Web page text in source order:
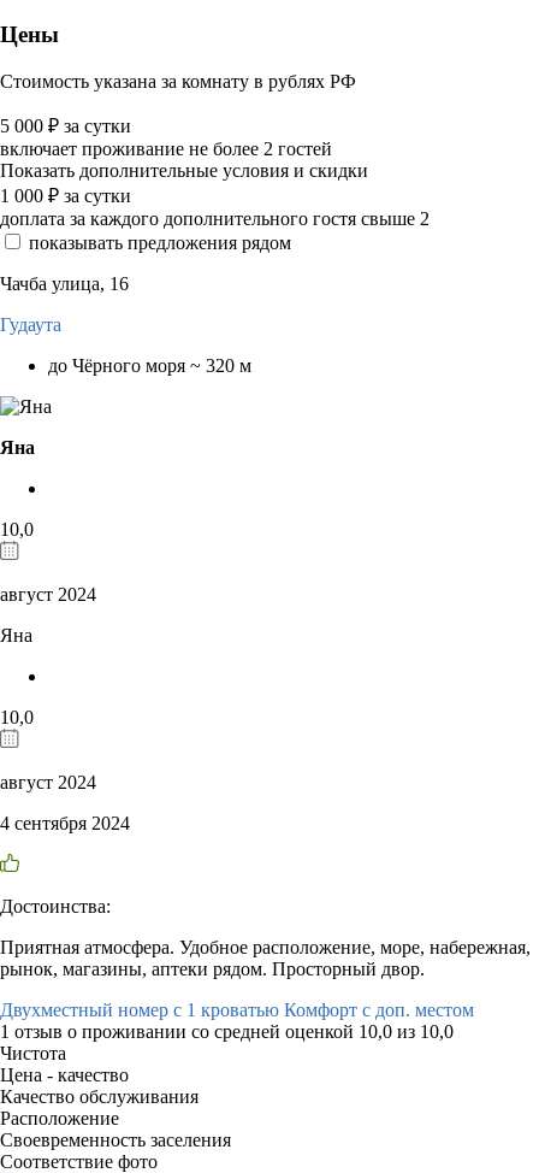
Цены
Стоимость указана за комнату в рублях РФ
5 000 ₽ за сутки
включает проживание не более 2 гостей
Показать дополнительные условия и скидки
1 000 ₽ за сутки
доплата за каждого дополнительного гостя свыше 2
показывать предложения рядом
Чачба улица, 16
Гудаута
до Чёрного моря ~ 320 м
Яна
10,0
август 2024
Яна
10,0
август 2024
4 сентября 2024
Достоинства:
Приятная атмосфера. Удобное расположение, море, набережная,
рынок, магазины, аптеки рядом. Просторный двор.
Двухместный номер с 1 кроватью Комфорт с доп. местом
1 отзыв о проживании со средней оценкой 10,0 из 10,0
Чистота
Цена - качество
Качество обслуживания
Расположение
Своевременность заселения
Соответствие фото